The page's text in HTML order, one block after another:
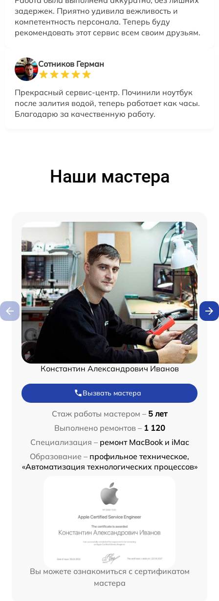
задержек. Приятно удивила вежливость и
компетентность персонала. Теперь буду
рекомендовать этот сервис всем своим друзьям.
Сотников Герман
Прекрасный сервис-центр. Починили ноутбук
после залития водой, теперь работает как часы.
Благодарю за качественную работу.
Наши мастера
Константин Александрович Иванов
Вызвать мастера
Стаж работы мастером – 5 лет
Выполнено ремонтов – 1 120
Специализация – ремонт MacBook и iMac
Образование – профильное техническое,
«Автоматизация технологических процессов»
Вы можете ознакомиться с сертификатом
мастера